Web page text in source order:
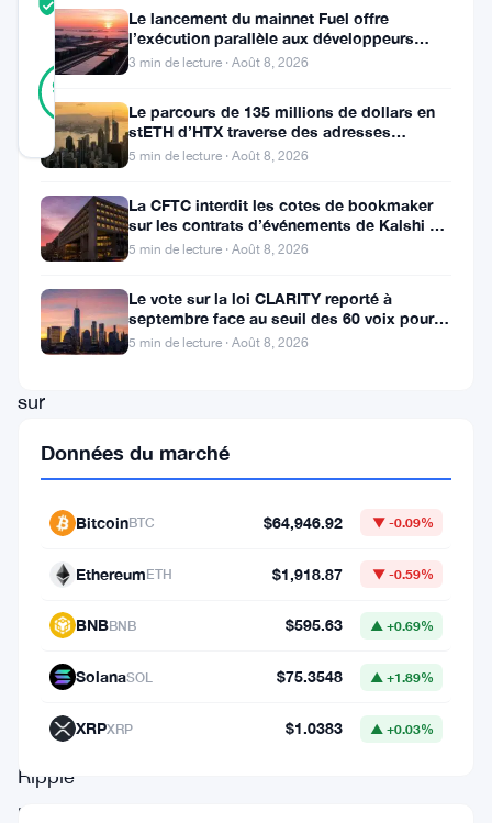
SCORE
97
RÉEL
Vérifié
35
Mis à jour 2 mois il y a
Mastercard
vient
lever
sur
important.
paiements
nommé
Ripple
parmi
Le lancement du mainnet Fuel offre
l’exécution parallèle aux développeurs
d’Ethereum
3 min de lecture · Août 8, 2026
Le parcours de 135 millions de dollars en
stETH d’HTX traverse des adresses
Poloniex
5 min de lecture · Août 8, 2026
La CFTC interdit les cotes de bookmaker
sur les contrats d’événements de Kalshi et
Polymarket
5 min de lecture · Août 8, 2026
Le vote sur la loi CLARITY reporté à
septembre face au seuil des 60 voix pour le
projet de loi crypto
5 min de lecture · Août 8, 2026
Données du marché
BitcoinBTC $64,946.92 ▼ -0.09%
EthereumETH $1,918.87 ▼ -0.59%
BNBBNB $595.63 ▲ +0.69%
SolanaSOL $75.3548 ▲ +1.89%
XRPXRP $1.0383 ▲ +0.03%